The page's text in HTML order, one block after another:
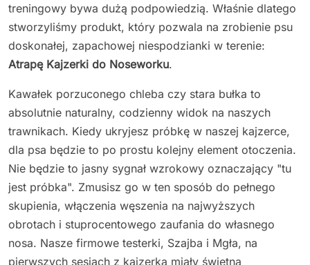
treningowy bywa dużą podpowiedzią. Właśnie dlatego
stworzyliśmy produkt, który pozwala na zrobienie psu
doskonałej, zapachowej niespodzianki w terenie:
Atrapę Kajzerki do Noseworku.
Kawałek porzuconego chleba czy stara bułka to
absolutnie naturalny, codzienny widok na naszych
trawnikach. Kiedy ukryjesz próbkę w naszej kajzerce,
dla psa będzie to po prostu kolejny element otoczenia.
Nie będzie to jasny sygnał wzrokowy oznaczający "tu
jest próbka". Zmusisz go w ten sposób do pełnego
skupienia, włączenia węszenia na najwyższych
obrotach i stuprocentowego zaufania do własnego
nosa. Nasze firmowe testerki, Szajba i Mgła, na
pierwszych sesjach z kajzerką miały świetną